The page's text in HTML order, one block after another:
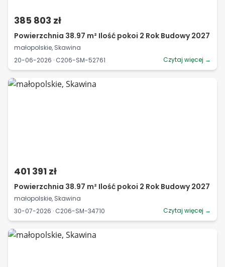
385 803 zł
Powierzchnia 38.97 m² Ilość pokoi 2 Rok Budowy 2027
małopolskie, Skawina
20-06-2026 · C206-SM-52761
Czytaj więcej →
401 391 zł
Powierzchnia 38.97 m² Ilość pokoi 2 Rok Budowy 2027
małopolskie, Skawina
30-07-2026 · C206-SM-34710
Czytaj więcej →